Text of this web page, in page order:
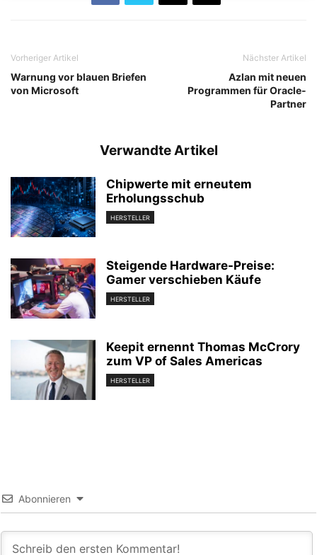
Vorheriger Artikel
Warnung vor blauen Briefen
von Microsoft
Nächster Artikel
Azlan mit neuen
Programmen für Oracle-
Partner
Verwandte Artikel
Chipwerte mit erneutem
Erholungsschub
HERSTELLER
Steigende Hardware-Preise:
Gamer verschieben Käufe
HERSTELLER
Keepit ernennt Thomas McCrory
zum VP of Sales Americas
HERSTELLER
Abonnieren